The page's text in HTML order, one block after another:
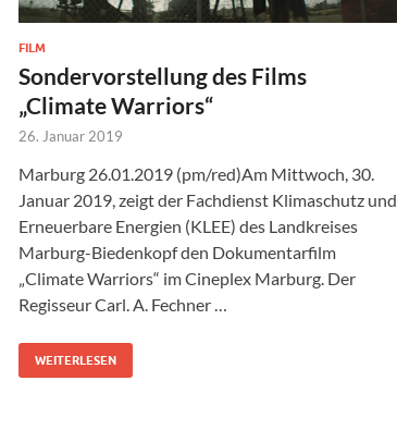
FILM
Sondervorstellung des Films
„Climate Warriors“
26. Januar 2019
Marburg 26.01.2019 (pm/red)Am Mittwoch, 30.
Januar 2019, zeigt der Fachdienst Klimaschutz und
Erneuerbare Energien (KLEE) des Landkreises
Marburg-Biedenkopf den Dokumentarfilm
„Climate Warriors“ im Cineplex Marburg. Der
Regisseur Carl. A. Fechner …
WEITERLESEN